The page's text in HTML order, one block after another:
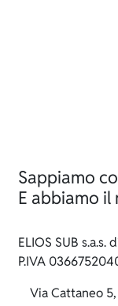
Sappiamo
E abbiamo
ELIOS SUB s.a.s.
P.IVA
Via Cattaneo